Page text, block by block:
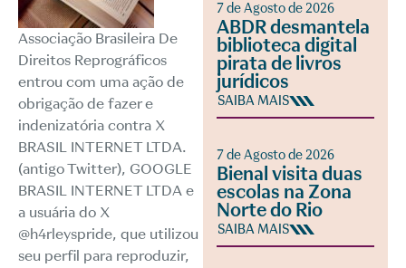
Associação Brasileira De
Direitos Reprográficos
entrou com uma ação de
obrigação de fazer e
indenizatória contra X
BRASIL INTERNET LTDA.
(antigo Twitter), GOOGLE
BRASIL INTERNET LTDA e
a usuária do X
@h4rleyspride, que utilizou
seu perfil para reproduzir,
7 de Agosto de 2026
ABDR desmantela
biblioteca digital
pirata de livros
jurídicos
SAIBA MAIS
7 de Agosto de 2026
Bienal visita duas
escolas na Zona
Norte do Rio
SAIBA MAIS